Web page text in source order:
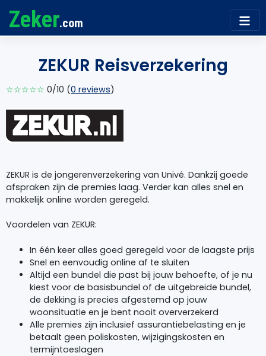
Zeker.com
ZEKUR Reisverzekering
☆☆☆☆☆ 0/10 (0 reviews)
ZEKUR is de jongerenverzekering van Univé. Dankzij goede
afspraken zijn de premies laag. Verder kan alles snel en
makkelijk online worden geregeld.
Voordelen van ZEKUR:
In één keer alles goed geregeld voor de laagste prijs
Snel en eenvoudig online af te sluiten
Altijd een bundel die past bij jouw behoefte, of je nu
kiest voor de basisbundel of de uitgebreide bundel,
de dekking is precies afgestemd op jouw
woonsituatie en je bent nooit oververzekerd
Alle premies zijn inclusief assurantiebelasting en je
betaalt geen poliskosten, wijzigingskosten en
termijntoeslagen